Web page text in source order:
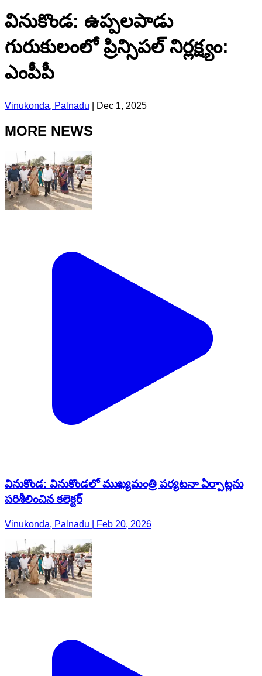
వినుకొండ: ఉప్పలపాడు
గురుకులంలో ప్రిన్సిపల్ నిర్లక్ష్యం:
ఎంపీపీ
Vinukonda, Palnadu Dec 1, 2025
MORE NEWS
వినుకొండ: వినుకొండలో ముఖ్యమంత్రి పర్యటనా ఏర్పాట్లను
పరిశీలించిన కలెక్టర్
Vinukonda, Palnadu | Feb 20, 2026